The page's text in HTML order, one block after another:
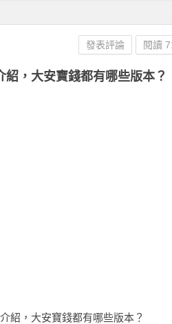
紹，大安寶錢都有哪些版本？
紹，大安寶錢都有哪些版本？
發表評論 閱讀